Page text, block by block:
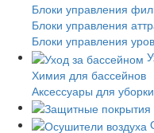
Блоки управления
Блоки управления
Блоки управления
Химия для бассейнов
Аксессуары для уборки